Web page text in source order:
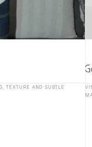
TEXTURE AND SUBTLE